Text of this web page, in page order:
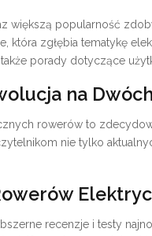
większą popularność
która zgłębia tematykę
porady dotyczące
na
rowerów to
nie tylko
recenzje i testy